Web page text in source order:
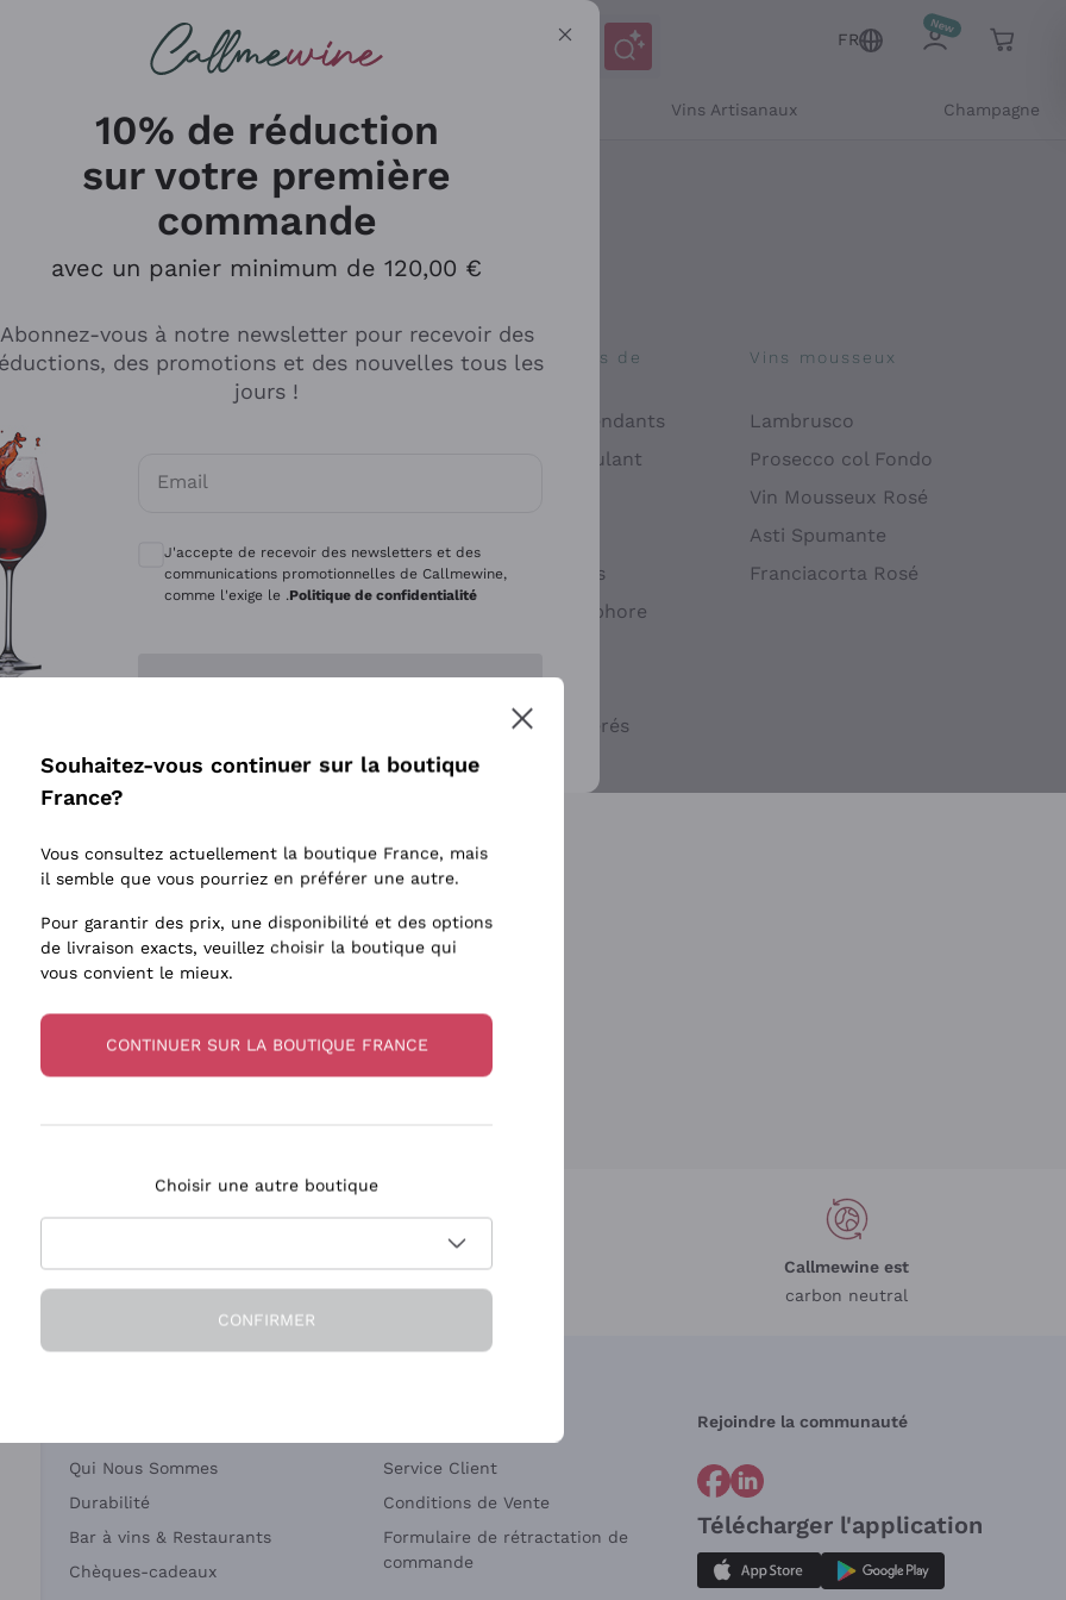
FR
Vins Artisanaux Champagne
Explorer le catalogue
Producteurs
Mascarello Bartolo
Rinaldi Giuseppe
Tenuta San Leonardo
Alessandra Divella
Sedilesu
Ceretto
Les philosophies de
Vignerons Indépendants
Recoltant Manipulant
Levures indigènes
Vins Faits en Amphore
Vins Biologiques
Vins blancs macérés
Vins mousseux
Lambrusco
Prosecco col Fondo
Vin Mousseux Rosé
Asti Spumante
Franciacorta Rosé
en 2-4 jours
en France
Paiement
en 3 fois
Callmewine est
carbon neutral
Qui Nous Sommes
Durabilité
Bar à vins & Restaurants
Chèques-cadeaux
Service Client
Conditions de Vente
Formulaire de rétractation de
commande
Rejoindre la communauté
Télécharger l'application
10% de réduction
sur votre première
commande
avec un panier minimum de 120,00 €
Abonnez-vous à notre newsletter pour recevoir des
des promotions et des nouvelles tous les
jours !
Email
Consentements optionnels pour recevoir des communications et des offres personnalisées
J'accepte de recevoir des newsletters et des
communications promotionnelles de Callmewine,
comme l'exige le .Politique de confidentialité
Enregistre-moi
plus d'informations, veuillez lire notrePolitique de confidentialité
Souhaitez-vous continuer sur la boutique
France?
Vous consultez actuellement la boutique France, mais
il semble que vous pourriez en préférer une autre.
Pour garantir des prix, une disponibilité et des options
de livraison exacts, veuillez choisir la boutique qui
vous convient le mieux.
CONTINUER SUR LA BOUTIQUE FRANCE
Choisir une autre boutique
CONFIRMER